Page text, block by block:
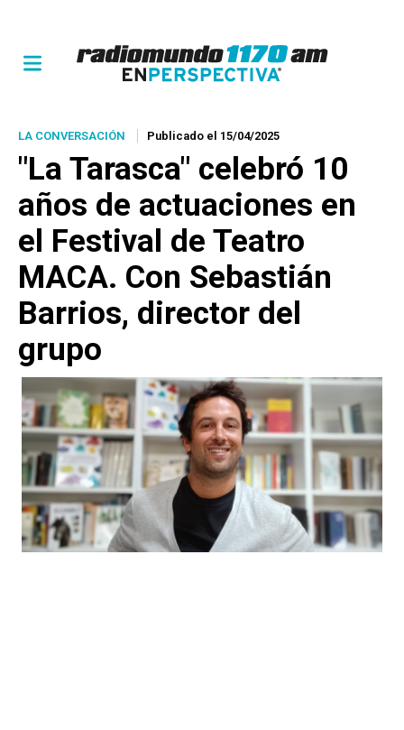
LA CONVERSACIÓN Publicado el 15/04/2025
"La Tarasca" celebró 10
años de actuaciones en
el Festival de Teatro
MACA. Con Sebastián
Barrios, director del
grupo